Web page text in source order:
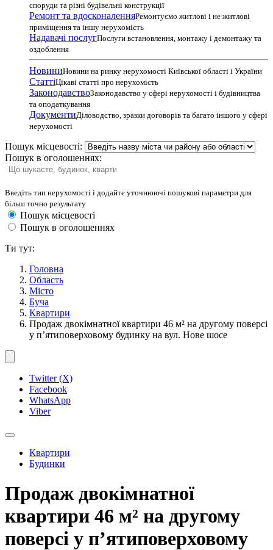
споруди та різні будівельні конструкції
Ремонт та вдосконаленняРемонтуємо житлові і не житлові
приміщення та іншу нерухомість
Надавачі послугПослуги встановлення, монтажу і демонтажу та
оздоблення
НовиниНовини на ринку нерухомості Київської області і України
СтаттіЦікаві статті про нерухомість
ЗаконодавствоЗаконодавство у сфері нерухомості і будівництва
та оподаткування
ДокументиДіловодство, зразки договорів та багато іншого у сфері
нерухомості
Пошук місцевості:
Пошук в оголошеннях:
Введіть тип нерухомості і додайте уточнюючі пошукові параметри для
більш точно результату
Пошук місцевості
Пошук в оголошеннях
Ти тут:
Головна
Область
Місто
Буча
Квартири
Продаж двокімнатної квартири 46 м² на другому поверсі
у п’ятиповерховому будинку на вул. Нове шосе
Twitter (X)
Facebook
WhatsApp
Viber
Квартири
Будинки
Продаж двокімнатної
квартири 46 м² на другому
поверсі у п’ятиповерховому